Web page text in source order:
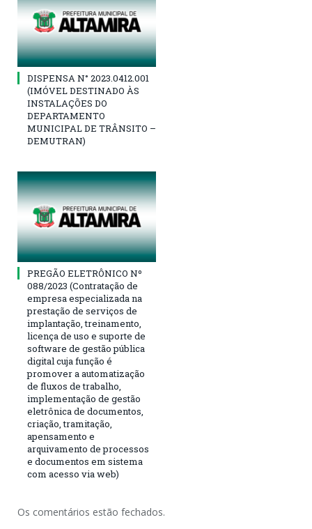
DISPENSA N° 2023.0412.001
(IMÓVEL DESTINADO ÀS
INSTALAÇÕES DO
DEPARTAMENTO
MUNICIPAL DE TRÂNSITO –
DEMUTRAN)
PREGÃO ELETRÔNICO Nº
088/2023 (Contratação de
empresa especializada na
prestação de serviços de
implantação, treinamento,
licença de uso e suporte de
software de gestão pública
digital cuja função é
promover a automatização
de fluxos de trabalho,
implementação de gestão
eletrônica de documentos,
criação, tramitação,
apensamento e
arquivamento de processos
e documentos em sistema
com acesso via web)
Os comentários estão fechados.